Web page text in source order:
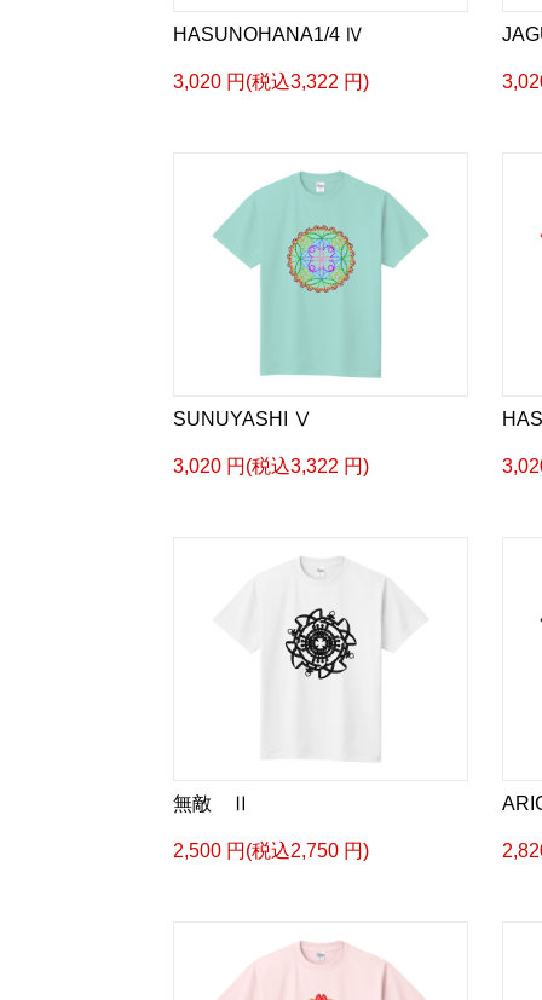
HASUNOHANA1/4 Ⅳ
3,020 円(税込3,322 円)
SUNUYASHI Ⅴ
3,020 円(税込3,322 円)
無敵 Ⅱ
2,500 円(税込2,750 円)